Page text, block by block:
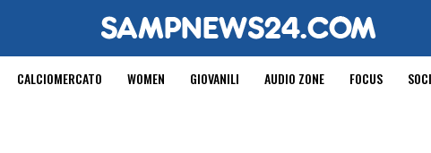
CALCIOMERCATO WOMEN GIOVANILI AUDIO ZONE FOCUS